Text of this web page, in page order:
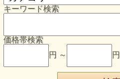
キーワード検索
価格帯検索
円 ～
円